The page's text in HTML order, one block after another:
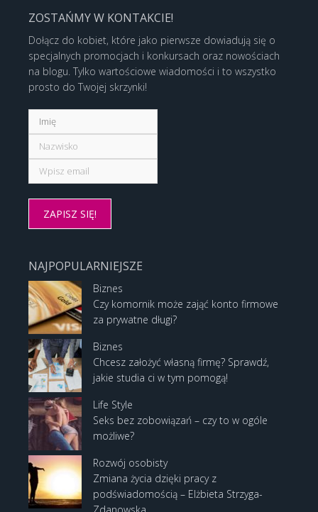
ZOSTAŃMY W KONTAKCIE!
Dołącz do kobiet, które jako pierwsze dowiadują się o
specjalnych promocjach i konkursach oraz nowościach
na blogu. Tylko wartościowe wiadomości i to wszystko
prosto do Twojej skrzynki!
NAJPOPULARNIEJSZE
Biznes
Czy komornik może zająć konto firmowe
za prywatne długi?
Biznes
Chcesz założyć własną firmę? Sprawdź,
jakie studia ci w tym pomogą!
Life Style
Seks bez zobowiązań – czy to w ogóle
możliwe?
Rozwój osobisty
Zmiana życia dzięki pracy z
podświadomością – Elżbieta Strzyga-